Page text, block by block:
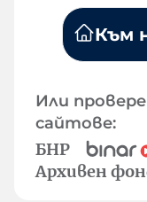
Към
Или
сайтове:
БНР
Архивен